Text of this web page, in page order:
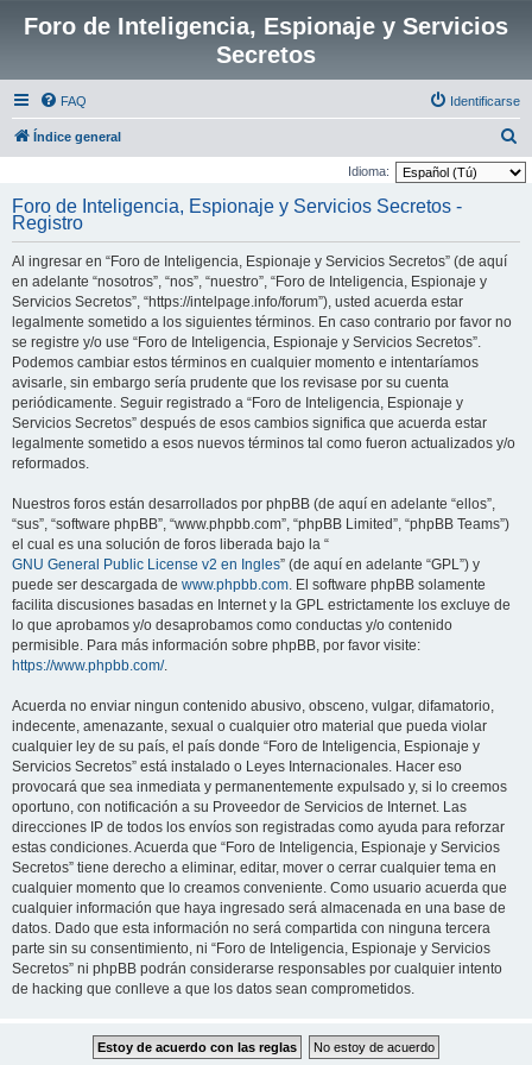
Foro de Inteligencia, Espionaje y Servicios
Secretos
FAQ Identificarse
Índice general
u
Idioma:
Foro de Inteligencia, Espionaje y Servicios Secretos -
Registro
Al ingresar en “Foro de Inteligencia, Espionaje y Servicios Secretos” (de aquí
en adelante “nosotros”, “nos”, “nuestro”, “Foro de Inteligencia, Espionaje y
Servicios Secretos”, “https://intelpage.info/forum”), usted acuerda estar
legalmente sometido a los siguientes términos. En caso contrario por favor no
se registre y/o use “Foro de Inteligencia, Espionaje y Servicios Secretos”.
Podemos cambiar estos términos en cualquier momento e intentaríamos
avisarle, sin embargo sería prudente que los revisase por su cuenta
periódicamente. Seguir registrado a “Foro de Inteligencia, Espionaje y
Servicios Secretos” después de esos cambios significa que acuerda estar
legalmente sometido a esos nuevos términos tal como fueron actualizados y/o
reformados.
Nuestros foros están desarrollados por phpBB (de aquí en adelante “ellos”,
“sus”, “software phpBB”, “www.phpbb.com”, “phpBB Limited”, “phpBB Teams”)
el cual es una solución de foros liberada bajo la “
GNU General Public License v2 en Ingles” (de aquí en adelante “GPL”) y
puede ser descargada de www.phpbb.com. El software phpBB solamente
facilita discusiones basadas en Internet y la GPL estrictamente los excluye de
lo que aprobamos y/o desaprobamos como conductas y/o contenido
permisible. Para más información sobre phpBB, por favor visite:
https://www.phpbb.com/.
Acuerda no enviar ningun contenido abusivo, obsceno, vulgar, difamatorio,
indecente, amenazante, sexual o cualquier otro material que pueda violar
cualquier ley de su país, el país donde “Foro de Inteligencia, Espionaje y
Servicios Secretos” está instalado o Leyes Internacionales. Hacer eso
provocará que sea inmediata y permanentemente expulsado y, si lo creemos
oportuno, con notificación a su Proveedor de Servicios de Internet. Las
direcciones IP de todos los envíos son registradas como ayuda para reforzar
estas condiciones. Acuerda que “Foro de Inteligencia, Espionaje y Servicios
Secretos” tiene derecho a eliminar, editar, mover o cerrar cualquier tema en
cualquier momento que lo creamos conveniente. Como usuario acuerda que
cualquier información que haya ingresado será almacenada en una base de
datos. Dado que esta información no será compartida con ninguna tercera
parte sin su consentimiento, ni “Foro de Inteligencia, Espionaje y Servicios
Secretos” ni phpBB podrán considerarse responsables por cualquier intento
de hacking que conlleve a que los datos sean comprometidos.